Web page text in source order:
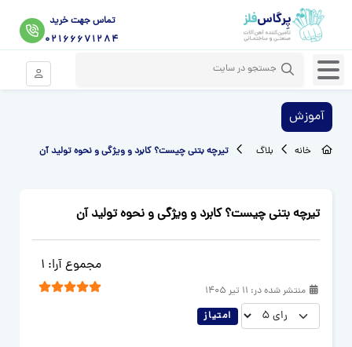
02166671284
تماس جهت خرید
ورود
آموزش
خانه بلاگ تیرچه بتنی چیست؟ کابرد و ویژگی و نحوه تولید آن
تیرچه بتنی چیست؟ کابرد و ویژگی و نحوه تولید آن
منتشر شده در:
رتبه بندی کاربر:
مجموع آرا: 1
لطفا رای دهید